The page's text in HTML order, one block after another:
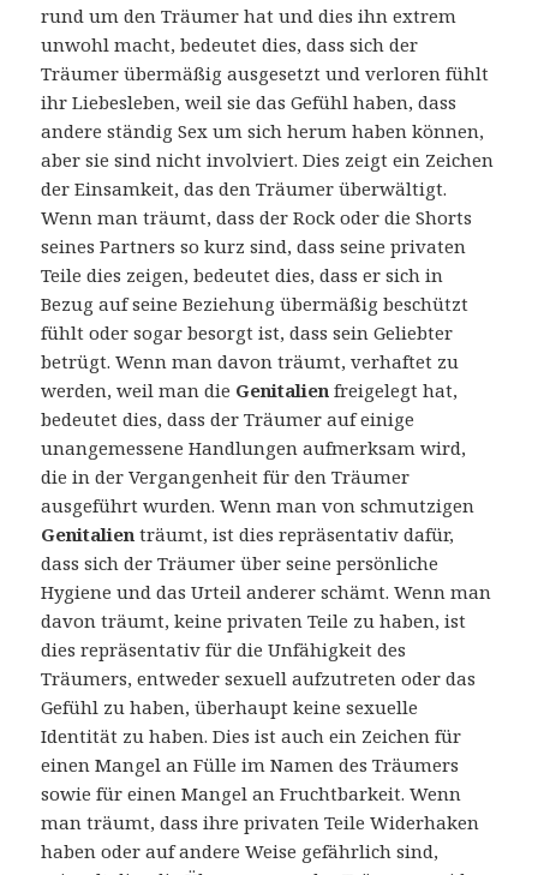
rund um den Träumer hat und dies ihn extrem
unwohl macht, bedeutet dies, dass sich der
Träumer übermäßig ausgesetzt und verloren fühlt
ihr Liebesleben, weil sie das Gefühl haben, dass
andere ständig Sex um sich herum haben können,
aber sie sind nicht involviert. Dies zeigt ein Zeichen
der Einsamkeit, das den Träumer überwältigt.
Wenn man träumt, dass der Rock oder die Shorts
seines Partners so kurz sind, dass seine privaten
Teile dies zeigen, bedeutet dies, dass er sich in
Bezug auf seine Beziehung übermäßig beschützt
fühlt oder sogar besorgt ist, dass sein Geliebter
betrügt. Wenn man davon träumt, verhaftet zu
werden, weil man die Genitalien freigelegt hat,
bedeutet dies, dass der Träumer auf einige
unangemessene Handlungen aufmerksam wird,
die in der Vergangenheit für den Träumer
ausgeführt wurden. Wenn man von schmutzigen
Genitalien träumt, ist dies repräsentativ dafür,
dass sich der Träumer über seine persönliche
Hygiene und das Urteil anderer schämt. Wenn man
davon träumt, keine privaten Teile zu haben, ist
dies repräsentativ für die Unfähigkeit des
Träumers, entweder sexuell aufzutreten oder das
Gefühl zu haben, überhaupt keine sexuelle
Identität zu haben. Dies ist auch ein Zeichen für
einen Mangel an Fülle im Namen des Träumers
sowie für einen Mangel an Fruchtbarkeit. Wenn
man träumt, dass ihre privaten Teile Widerhaken
haben oder auf andere Weise gefährlich sind,